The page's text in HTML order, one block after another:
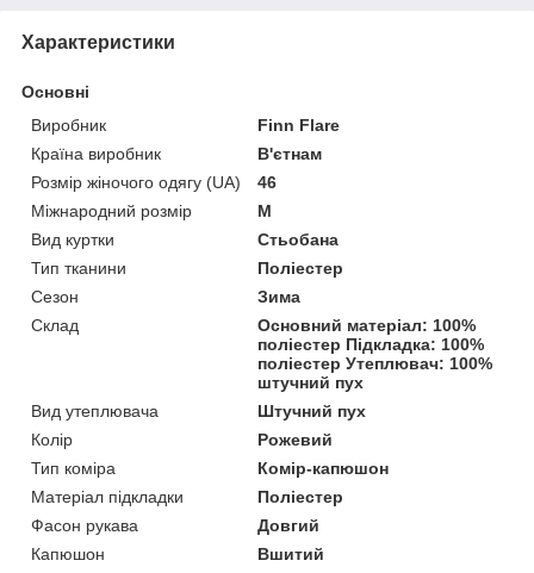
Характеристики
Основні
Виробник
Finn Flare
Країна виробник
В'єтнам
Розмір жіночого одягу (UA)
46
Міжнародний розмір
M
Вид куртки
Стьобана
Тип тканини
Поліестер
Сезон
Зима
Склад
Основний матеріал: 100%
поліестер Підкладка: 100%
поліестер Утеплювач: 100%
штучний пух
Вид утеплювача
Штучний пух
Колір
Рожевий
Тип коміра
Комір-капюшон
Матеріал підкладки
Поліестер
Фасон рукава
Довгий
Капюшон
Вшитий